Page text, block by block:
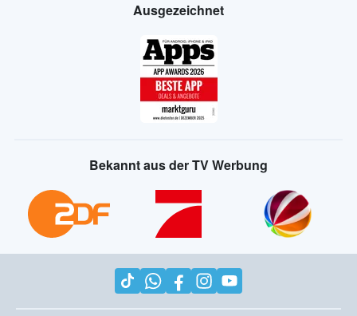
Ausgezeichnet
Bekannt aus der TV Werbung